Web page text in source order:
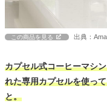
この商品を見る 出典：
カプセル式コーヒーマシ
れた専用カプセルを使っ
と。